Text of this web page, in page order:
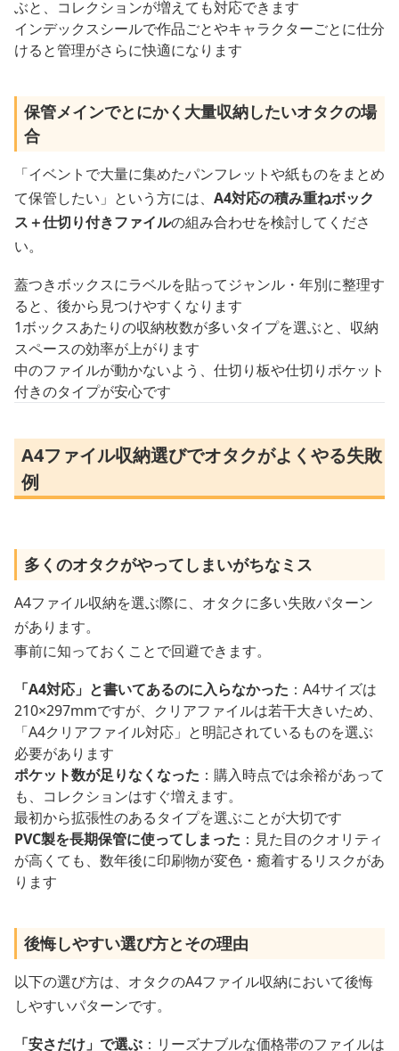
ぶと、コレクションが増えても対応できます
インデックスシールで作品ごとやキャラクターごとに仕分
けると管理がさらに快適になります
保管メインでとにかく大量収納したいオタクの場
合
「イベントで大量に集めたパンフレットや紙ものをまとめ
て保管したい」という方には、 A4対応の積み重ねボック
ス＋仕切り付きファイルの組み合わせを検討してくださ
い。
蓋つきボックスにラベルを貼ってジャンル・年別に整理す
ると、後から見つけやすくなります
1ボックスあたりの収納枚数が多いタイプを選ぶと、収納
スペースの効率が上がります
中のファイルが動かないよう、仕切り板や仕切りポケット
付きのタイプが安心です
A4ファイル収納選びでオタクがよくやる失敗
例
多くのオタクがやってしまいがちなミス
A4ファイル収納を選ぶ際に、オタクに多い失敗パターン
があります。
事前に知っておくことで回避できます。
「A4対応」と書いてあるのに入らなかった ：A4サイズは
210×297mmですが、クリアファイルは若干大きいため、
「A4クリアファイル対応」と明記されているものを選ぶ
必要があります
ポケット数が足りなくなった ：購入時点では余裕があって
も、コレクションはすぐ増えます。
最初から拡張性のあるタイプを選ぶことが大切です
PVC製を長期保管に使ってしまった ：見た目のクオリティ
が高くても、数年後に印刷物が変色・癒着するリスクがあ
ります
後悔しやすい選び方とその理由
以下の選び方は、オタクのA4ファイル収納において後悔
しやすいパターンです。
「安さだけ」で選ぶ ：リーズナブルな価格帯のファイルは